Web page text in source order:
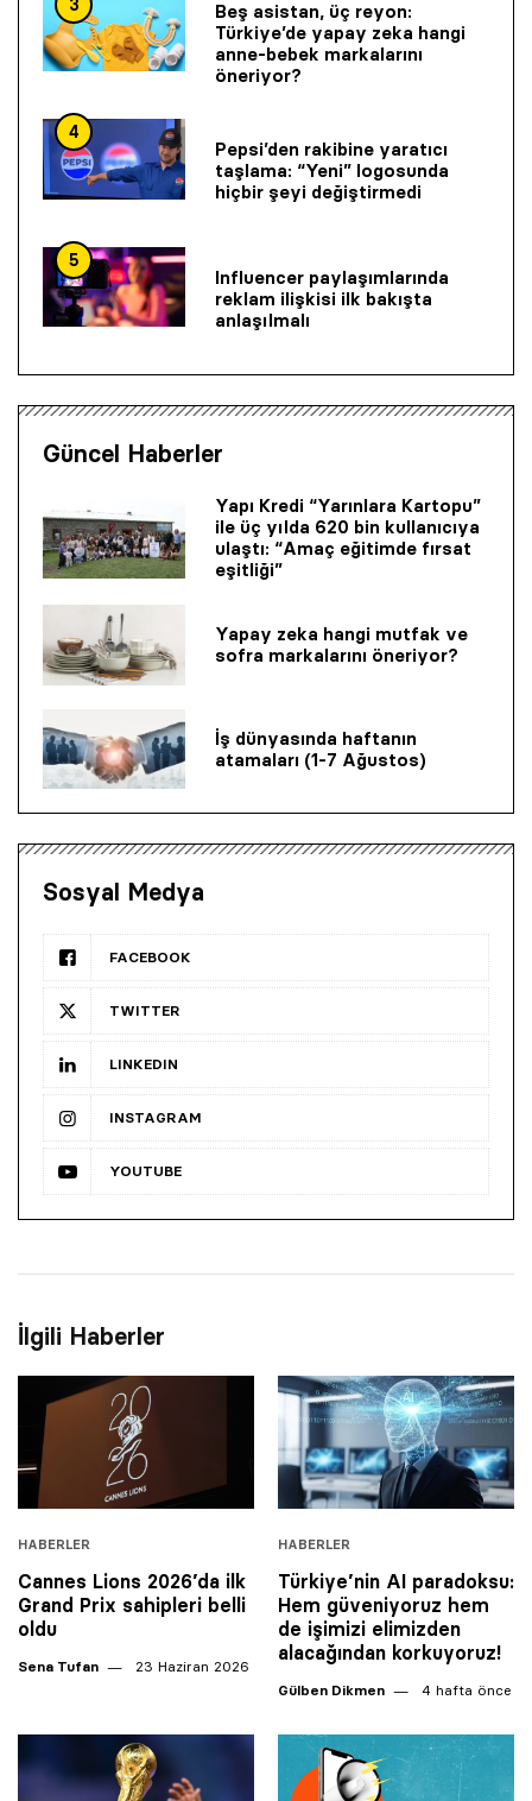
3
Beş asistan, üç reyon:
Türkiye’de yapay zeka hangi
anne-bebek markalarını
öneriyor?
4
Pepsi’den rakibine yaratıcı
taşlama: “Yeni” logosunda
hiçbir şeyi değiştirmedi
5
Influencer paylaşımlarında
reklam ilişkisi ilk bakışta
anlaşılmalı
Güncel Haberler
Yapı Kredi “Yarınlara Kartopu”
ile üç yılda 620 bin kullanıcıya
ulaştı: “Amaç eğitimde fırsat
eşitliği”
Yapay zeka hangi mutfak ve
sofra markalarını öneriyor?
İş dünyasında haftanın
atamaları (1-7 Ağustos)
Sosyal Medya
FACEBOOK
TWITTER
LINKEDIN
INSTAGRAM
YOUTUBE
İlgili Haberler
HABERLER
Cannes Lions 2026’da ilk
Grand Prix sahipleri belli
oldu
Sena Tufan 23 Haziran 2026
HABERLER
Türkiye’nin AI paradoksu:
Hem güveniyoruz hem
de işimizi elimizden
alacağından korkuyoruz!
Gülben Dikmen 4 hafta önce